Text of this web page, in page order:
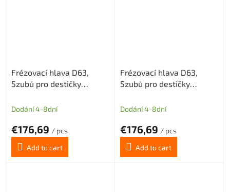
Frézovací hlava D63,
5zubů pro destičky
Dodání 4-8dní
€176,69 / pcs
Add to cart
Frézovací hlava D63,
5zubů pro destičky
Dodání 4-8dní
€176,69 / pcs
Add to cart